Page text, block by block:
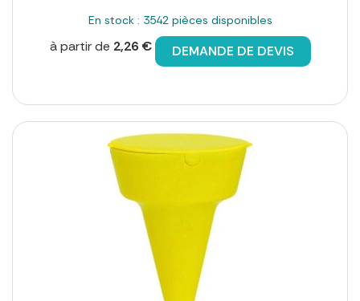
En stock : 3542 pièces disponibles
à partir de 2,26 € DEMANDE DE DEVIS